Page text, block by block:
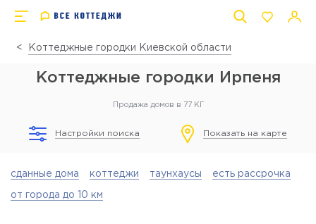
Коттеджные городки Киевской области
Коттеджные городки Ирпеня
Продажа домов в 77 КГ
Настройки поиска Показать на карте
сданные дома коттеджи таунхаусы есть рассрочка
от города до 10 км